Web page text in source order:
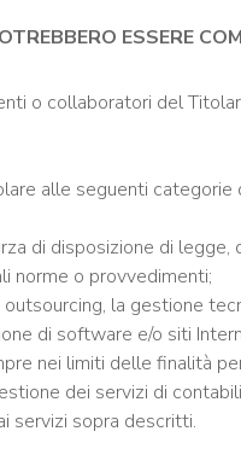
ESSERE
o collaboratori del
alle seguenti categorie
di disposizione di
norme o provvedimenti;
la gestione
di software e/o siti
nei limiti delle finalità
dei servizi di
servizi sopra descritti.